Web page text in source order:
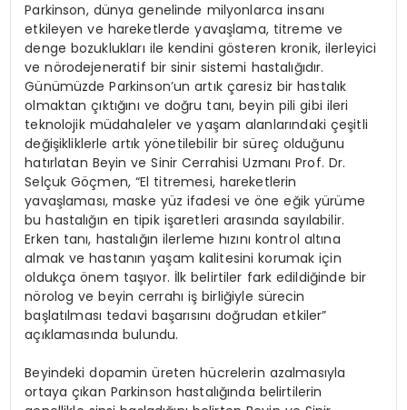
Parkinson, dünya genelinde milyonlarca insanı
etkileyen ve hareketlerde yavaşlama, titreme ve
denge bozuklukları ile kendini gösteren kronik, ilerleyici
ve nörodejeneratif bir sinir sistemi hastalığıdır.
Günümüzde Parkinson’un artık çaresiz bir hastalık
olmaktan çıktığını ve doğru tanı, beyin pili gibi ileri
teknolojik müdahaleler ve yaşam alanlarındaki çeşitli
değişikliklerle artık yönetilebilir bir süreç olduğunu
hatırlatan Beyin ve Sinir Cerrahisi Uzmanı Prof. Dr.
Selçuk Göçmen, “El titremesi, hareketlerin
yavaşlaması, maske yüz ifadesi ve öne eğik yürüme
bu hastalığın en tipik işaretleri arasında sayılabilir.
Erken tanı, hastalığın ilerleme hızını kontrol altına
almak ve hastanın yaşam kalitesini korumak için
oldukça önem taşıyor. İlk belirtiler fark edildiğinde bir
nörolog ve beyin cerrahı iş birliğiyle sürecin
başlatılması tedavi başarısını doğrudan etkiler”
açıklamasında bulundu.
Beyindeki dopamin üreten hücrelerin azalmasıyla
ortaya çıkan Parkinson hastalığında belirtilerin